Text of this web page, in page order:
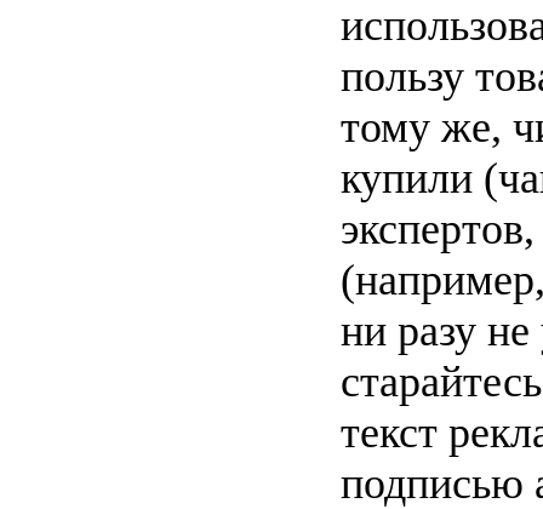
пользу
тому же,
купили
ни разу
текст
подписью